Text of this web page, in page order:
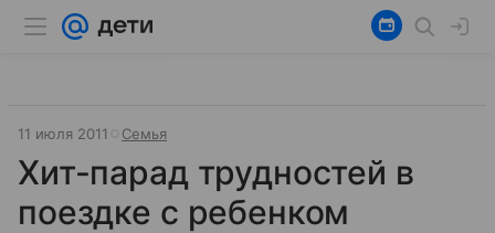
11 июля 2011 Семья
Хит-парад трудностей в
поездке с ребенком